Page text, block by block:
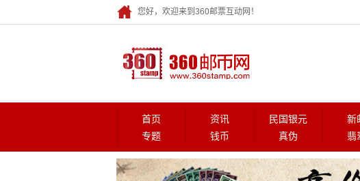
您好，欢迎来到360邮票互动网！
首页 资讯 民国银元 新
专题
钱币 真伪 翡